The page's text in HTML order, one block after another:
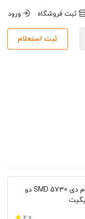
ثبت فروشگاه ورود
ثبت استعلام
ریسه نواری اس ام دی SMD 5730 دو